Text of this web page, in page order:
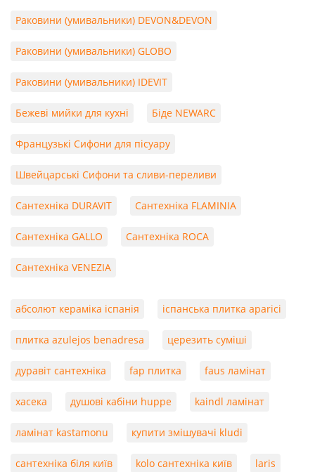
Раковини (умивальники) DEVON&DEVON
Раковини (умивальники) GLOBO
Раковини (умивальники) IDEVIT
Бежеві мийки для кухні Біде NEWARC
Французькі Сифони для пісуару
Швейцарські Сифони та сливи-переливи
Сантехніка DURAVIT Сантехніка FLAMINIA
Сантехніка GALLO Сантехніка ROCA
Сантехніка VENEZIA
абсолют кераміка іспанія іспанська плитка aparici
плитка azulejos benadresa церезить суміші
дуравіт сантехніка fap плитка faus ламінат
хасека душові кабіни huppe kaindl ламінат
ламінат kastamonu купити змішувачі kludi
сантехніка біля київ kolo сантехніка київ laris